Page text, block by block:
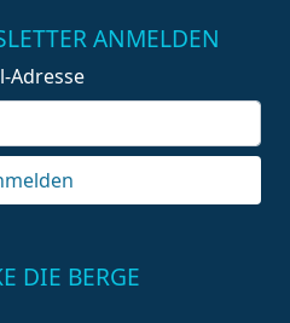
ANMELDEN
Adresse
DIE BERGE